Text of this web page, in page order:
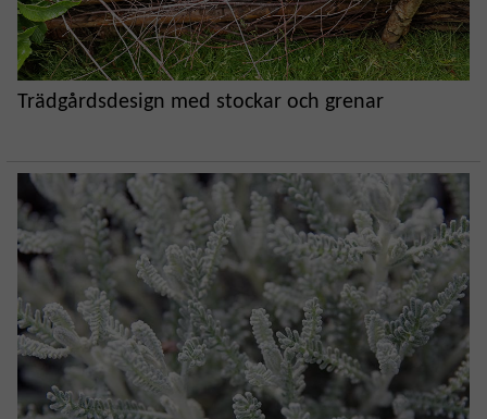
Trädgårdsdesign med stockar och grenar